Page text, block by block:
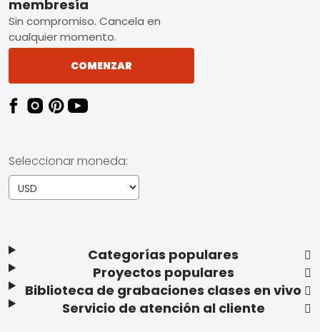
Categorías populares
Proyectos populares
Biblioteca de grabaciones clases en vivo
Servicio de atención al cliente
membresía
Sin compromiso. Cancela en
cualquier momento.
COMENZAR
Seleccionar moneda: